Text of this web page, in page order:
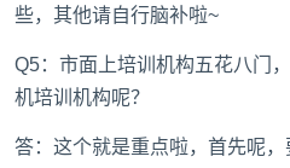
些，其他请自行脑补啦~
Q5：市面上培训机构五花八门
机培训机构呢？
答：这个就是重点啦，首先呢